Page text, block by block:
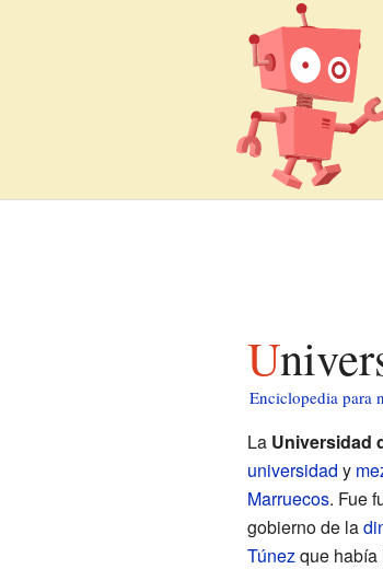
Enciclopedia para
La Universidad
universidad y
Marruecos. Fue
gobierno de la
Túnezque había